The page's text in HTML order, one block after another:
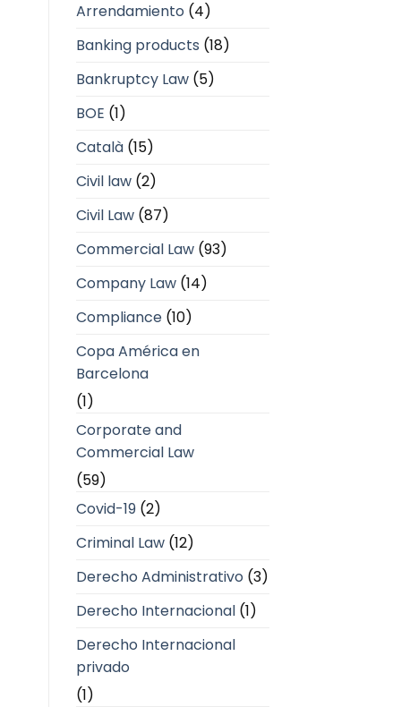
Arrendamiento (4)
Banking products (18)
Bankruptcy Law(5)
BOE (1)
Català(15)
Civil law(2)
Civil Law(87)
Commercial Law(93)
Company Law(14)
Compliance(10)
Copa América en
Barcelona
(1)
Corporate and
Commercial Law
(59)
Covid-19(2)
Criminal Law(12)
Derecho Administrativo (3)
Derecho Internacional(1)
Derecho Internacional
privado
(1)